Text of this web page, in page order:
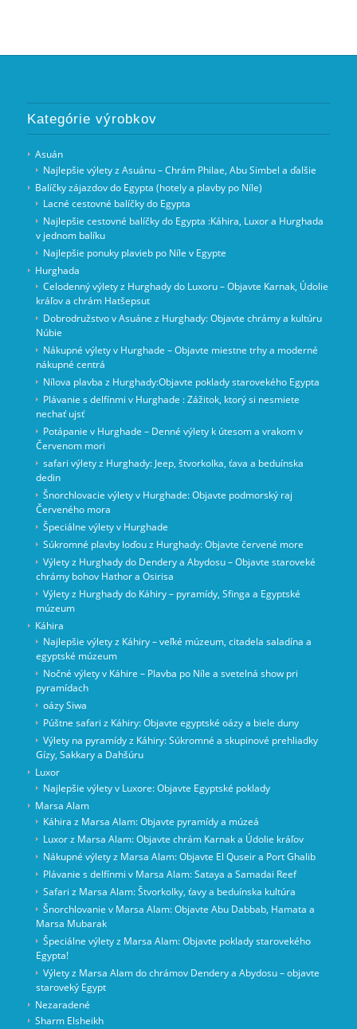
Kategórie výrobkov
Asuán
Najlepšie výlety z Asuánu – Chrám Philae, Abu Simbel a ďalšie
Balíčky zájazdov do Egypta (hotely a plavby po Níle)
Lacné cestovné balíčky do Egypta
Najlepšie cestovné balíčky do Egypta :Káhira, Luxor a Hurghada
v jednom balíku
Najlepšie ponuky plavieb po Níle v Egypte
Hurghada
Celodenný výlety z Hurghady do Luxoru – Objavte Karnak, Údolie
kráľov a chrám Hatšepsut
Dobrodružstvo v Asuáne z Hurghady: Objavte chrámy a kultúru
Núbie
Nákupné výlety v Hurghade – Objavte miestne trhy a moderné
nákupné centrá
Nílova plavba z Hurghady:Objavte poklady starovekého Egypta
Plávanie s delfínmi v Hurghade : Zážitok, ktorý si nesmiete
nechať ujsť
Potápanie v Hurghade – Denné výlety k útesom a vrakom v
Červenom mori
safari výlety z Hurghady: Jeep, štvorkolka, ťava a beduínska
dedin
Šnorchlovacie výlety v Hurghade: Objavte podmorský raj
Červeného mora
Špeciálne výlety v Hurghade
Súkromné ​​plavby loďou z Hurghady: Objavte červené more
Výlety z Hurghady do Dendery a Abydosu – Objavte staroveké
chrámy bohov Hathor a Osirisa
Výlety z Hurghady do Káhiry – pyramídy, Sfinga a Egyptské
múzeum
Káhira
Najlepšie výlety z Káhiry – veľké múzeum, citadela saladína a
egyptské múzeum
Nočné výlety v Káhire – Plavba po Níle a svetelná show pri
pyramídach
oázy Siwa
Púštne safari z Káhiry: Objavte egyptské oázy a biele duny
Výlety na pyramídy z Káhiry: Súkromné a skupinové prehliadky
Gízy, Sakkary a Dahšúru
Luxor
Najlepšie výlety v Luxore: Objavte Egyptské poklady
Marsa Alam
Káhira z Marsa Alam: Objavte pyramídy a múzeá
Luxor z Marsa Alam: Objavte chrám Karnak a Údolie kráľov
Nákupné výlety z Marsa Alam: Objavte El Quseir a Port Ghalib
Plávanie s delfínmi v Marsa Alam: Sataya a Samadai Reef
Safari z Marsa Alam: Štvorkolky, ťavy a beduínska kultúra
Šnorchlovanie v Marsa Alam: Objavte Abu Dabbab, Hamata a
Marsa Mubarak
Špeciálne výlety z Marsa Alam: Objavte poklady starovekého
Egypta!
Výlety z Marsa Alam do chrámov Dendery a Abydosu – objavte
staroveký Egypt
Nezaradené
Sharm Elsheikh